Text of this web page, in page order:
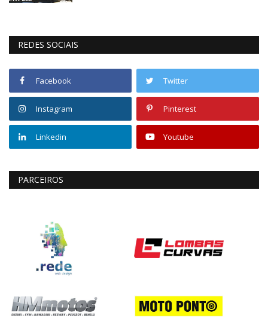
REDES SOCIAIS
Facebook Twitter
Instagram Pinterest
Linkedin Youtube
PARCEIROS